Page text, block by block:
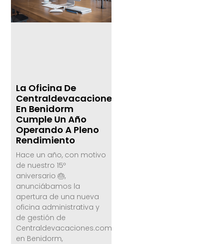
La Oficina De
Centraldevacaciones.com
En Benidorm
Cumple Un Año
Operando A Pleno
Rendimiento
Hace un año, con motivo
de nuestro 15º
aniversario 🎂,
anunciábamos la
apertura de una nueva
oficina administrativa y
de gestión de
Centraldevacaciones.com
en Benidorm,